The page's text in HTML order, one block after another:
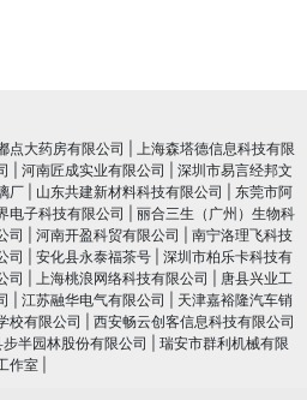
点大药房有限公司
上海森塔德信息科技有限
河南匠成实业有限公司
深圳市易言经邦文
厂 山东共建新材料科技有限公司
东莞市阿
电子科技有限公司
丽合三生（广州）生物科
司 河南开盈科贸有限公司
南宁洛理飞科技
司 安化县永泰福茶号
深圳市柏乐卡科技有
司 上海桃浪网络科技有限公司
唐县兴业工
江苏融华电气有限公司
天津嘉裕隆汽车销
校有限公司
西安畅云创客信息科技有限公司
半园林股份有限公司
瑞安市群利机械有限
作室